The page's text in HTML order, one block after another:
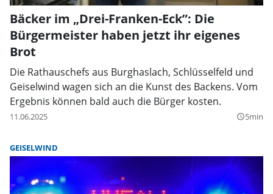
Bäcker im „Drei-Franken-Eck”: Die
Bürgermeister haben jetzt ihr eigenes
Brot
Die Rathauschefs aus Burghaslach, Schlüsselfeld und
Geiselwind wagen sich an die Kunst des Backens. Vom
Ergebnis können bald auch die Bürger kosten.
11.06.2025 query_builder5min
GEISELWIND